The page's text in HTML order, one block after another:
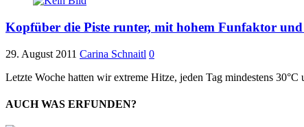
Kopfüber die Piste runter, mit hohem Funfaktor
29. August 2011 Carina Schnaitl 0
Letzte Woche hatten wir extreme Hitze, jeden Tag mindestens
AUCH WAS ERFUNDEN?